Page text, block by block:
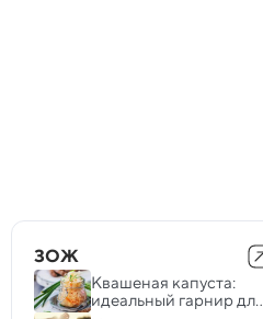
ЗОЖ
Квашеная капуста:
идеальный гарнир для